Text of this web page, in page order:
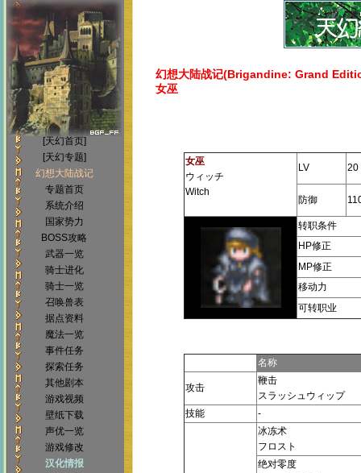
幻想大陆战记(Brigandine: Grand
女巫
女巫
ウィッチ
Witch
LV 20
防御
转职条件
HP修正
MP修正
移动力
可转职业
名称
攻击
鞭击
スラッシュウィップ
技能
-
冰冻术
フロスト
绝对零度
[天幻首页]
[天幻专题]
幻想大陆战记
专题首页
系统介绍
国家势力
BOSS攻略
武器一览
骑士进化
骑士一览
召唤兽表
据点资料
魔法一览
事件任务
探索任务
其他剧本
游戏视频
壁纸下载
声优一览
游戏修改
汉化情报